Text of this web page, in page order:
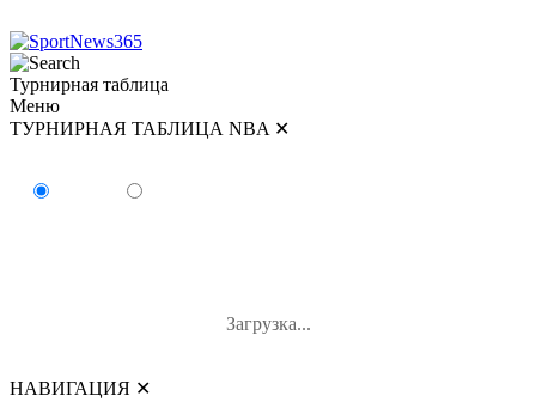
Турнирная таблица
Меню
ТУРНИРНАЯ ТАБЛИЦА NBA ✕
Загрузка...
НАВИГАЦИЯ ✕